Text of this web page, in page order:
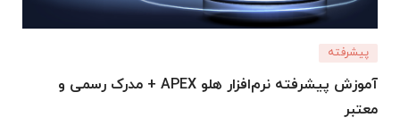
پیشرفته
آموزش پیشرفته نرم‌افزار هلو APEX + مدرک رسمی و
معتبر